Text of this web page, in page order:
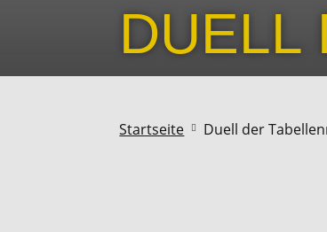
DUELL
Startseite  Duell der